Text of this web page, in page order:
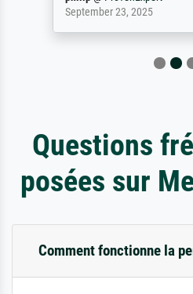
September 23, 2025
Questions
posées sur
Comment fonctionne la